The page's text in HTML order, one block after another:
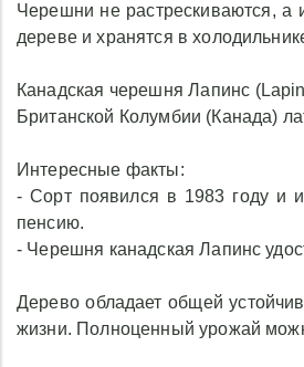
Черешни не растрескиваются,
дереве и хранятся в
Канадская черешня Лапинс
Британской Колумбии (Канада)
Интересные факты:
- Сорт появился в 1983 году и
пенсию.
- Черешня канадская Лапинс
Дерево обладает общей
жизни. Полноценный урожай